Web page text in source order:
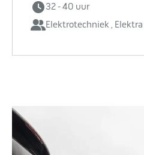
32 - 40 uur
Elektrotechniek ,